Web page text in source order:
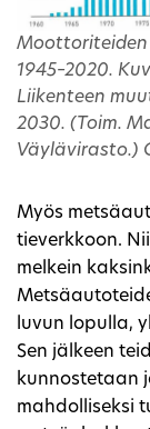
Moottoriteiden
1945–2020.
Liikenteen
2030. (Toim.
Väylävirasto.)
Myös
tieverkkoon.
melkein
luvun lopulla,
Sen jälkeen
kunnostetaan
mahdolliseksi